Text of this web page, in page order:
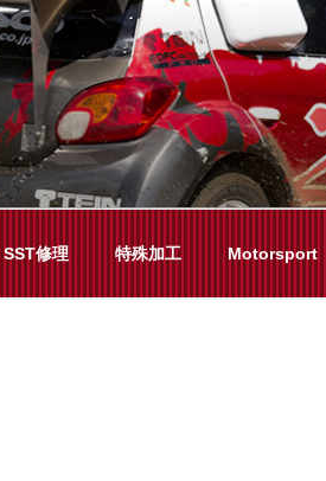
に関することならジャンルフリー
修理 特殊加工 Motorsport